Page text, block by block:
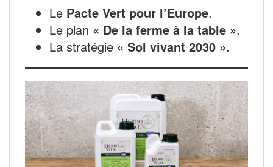
Le Pacte Vert pour l’Europe.
Le plan « De la ferme à la table ».
La stratégie « Sol vivant 2030 ».